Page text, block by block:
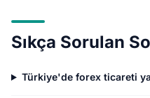
Sıkça Sorulan
Türkiye'de forex ticareti